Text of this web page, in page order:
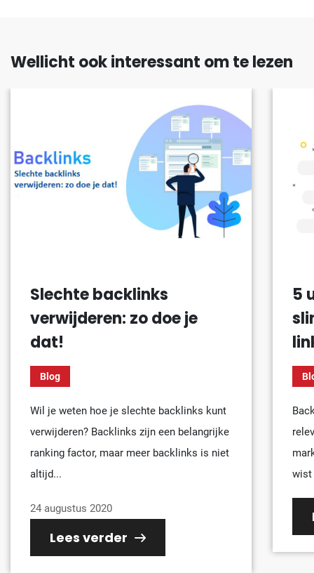
Wellicht ook interessant om te lezen
Slechte backlinks
verwijderen: zo doe je
dat!
Blog
Wil je weten hoe je slechte backlinks kunt
verwijderen? Backlinks zijn een belangrijke
ranking factor, maar meer backlinks is niet
altijd...
Lees verder
24 augustus 2020
5
wist